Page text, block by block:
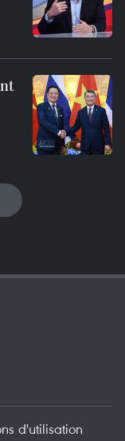
d'utilisation